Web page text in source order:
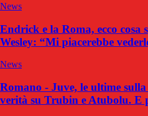
News
Endrick e la Roma, ecco cosa
Wesley: “Mi piacerebbe
News
Romano - Juve, le ultime
verità su Trubin e Atubolu.